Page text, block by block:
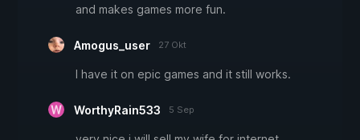
and makes games more fun.
Amogus_user 27 Okt
I have it on epic games and it still works.
WorthyRain533 5 Sep